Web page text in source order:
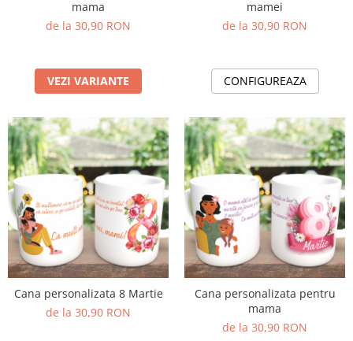
mama
de la 30,90 RON
VEZI VARIANTE
mamei
de la 30,90 RON
CONFIGUREAZA
Cana personalizata 8 Martie
de la 30,90 RON
Cana personalizata pentru
mama
de la 30,90 RON